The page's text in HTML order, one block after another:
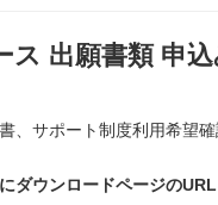
ス 出願書類 申
、サポート制度利用希望
ダウンロードページの